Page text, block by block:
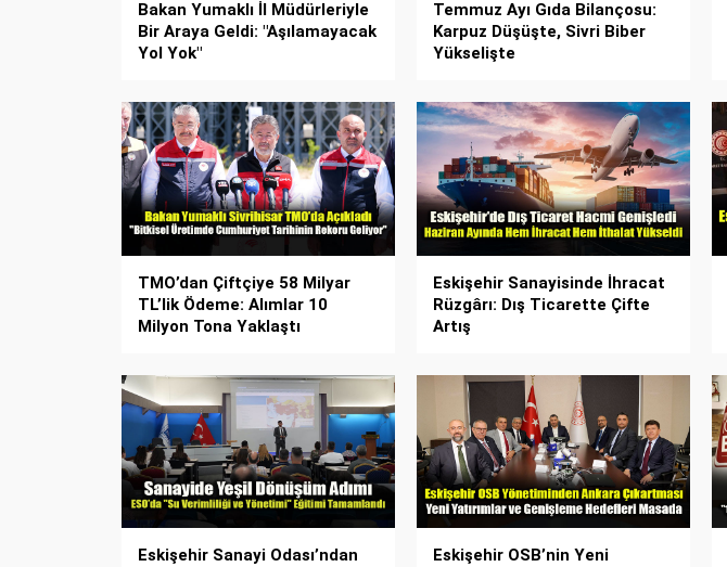
Bakan Yumaklı İl Müdürleriyle
Bir Araya Geldi: "Aşılamayacak
Yol Yok"
Temmuz Ayı Gıda Bilançosu:
Karpuz Düşüşte, Sivri Biber
Yükselişte
TMO’dan Çiftçiye 58 Milyar
TL’lik Ödeme: Alımlar 10
Milyon Tona Yaklaştı
Eskişehir Sanayisinde İhracat
Rüzgârı: Dış Ticarette Çifte
Artış
Eskişehir Sanayi Odası’ndan Eskişehir OSB’nin Yeni